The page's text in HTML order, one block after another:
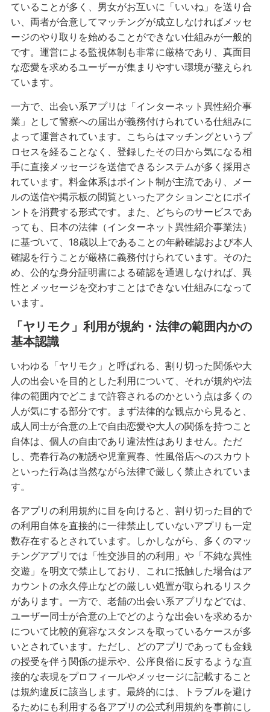
ていることが多く、男女がお互いに「いいね」を送り合
い、両者が合意してマッチングが成立しなければメッセ
ージのやり取りを始めることができない仕組みが一般的
です。運営による監視体制も非常に厳格であり、真面目
な恋愛を求めるユーザーが集まりやすい環境が整えられ
ています。
一方で、出会い系アプリは「インターネット異性紹介事
業」として警察への届出が義務付けられている仕組みに
よって運営されています。こちらはマッチングというプ
ロセスを経ることなく、登録したその日から気になる相
手に直接メッセージを送信できるシステムが多く採用さ
れています。料金体系はポイント制が主流であり、メー
ルの送信や掲示板の閲覧といったアクションごとにポイ
ントを消費する形式です。また、どちらのサービスであ
っても、日本の法律（インターネット異性紹介事業法）
に基づいて、18歳以上であることの年齢確認および本人
確認を行うことが厳格に義務付けられています。そのた
め、公的な身分証明書による確認を通過しなければ、異
性とメッセージを交わすことはできない仕組みになって
います。
「ヤリモク」利用が規約・法律の範囲内かの
基本認識
いわゆる「ヤリモク」と呼ばれる、割り切った関係や大
人の出会いを目的とした利用について、それが規約や法
律の範囲内でどこまで許容されるのかという点は多くの
人が気にする部分です。まず法律的な観点から見ると、
成人同士が合意の上で自由恋愛や大人の関係を持つこと
自体は、個人の自由であり違法性はありません。ただ
し、売春行為の勧誘や児童買春、性風俗店へのスカウト
といった行為は当然ながら法律で厳しく禁止されていま
す。
各アプリの利用規約に目を向けると、割り切った目的で
の利用自体を直接的に一律禁止していないアプリも一定
数存在するとされています。しかしながら、多くのマッ
チングアプリでは「性交渉目的の利用」や「不純な異性
交遊」を明文で禁止しており、これに抵触した場合はア
カウントの永久停止などの厳しい処置が取られるリスク
があります。一方で、老舗の出会い系アプリなどでは、
ユーザー同士が合意の上でどのような出会いを求めるか
について比較的寛容なスタンスを取っているケースが多
いとされています。ただし、どのアプリであっても金銭
の授受を伴う関係の提示や、公序良俗に反するような直
接的な表現をプロフィールやメッセージに記載すること
は規約違反に該当します。最終的には、トラブルを避け
るためにも利用する各アプリの公式利用規約を事前にし